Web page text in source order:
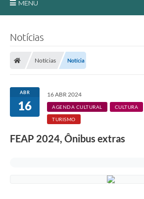
MENU
Transparência
Ouvidoria / SIC
Notícias
Notícias Notícia
ABR
16
16 ABR 2024
AGENDA CULTURAL CULTURA
TURISMO
FEAP 2024, Ônibus extras